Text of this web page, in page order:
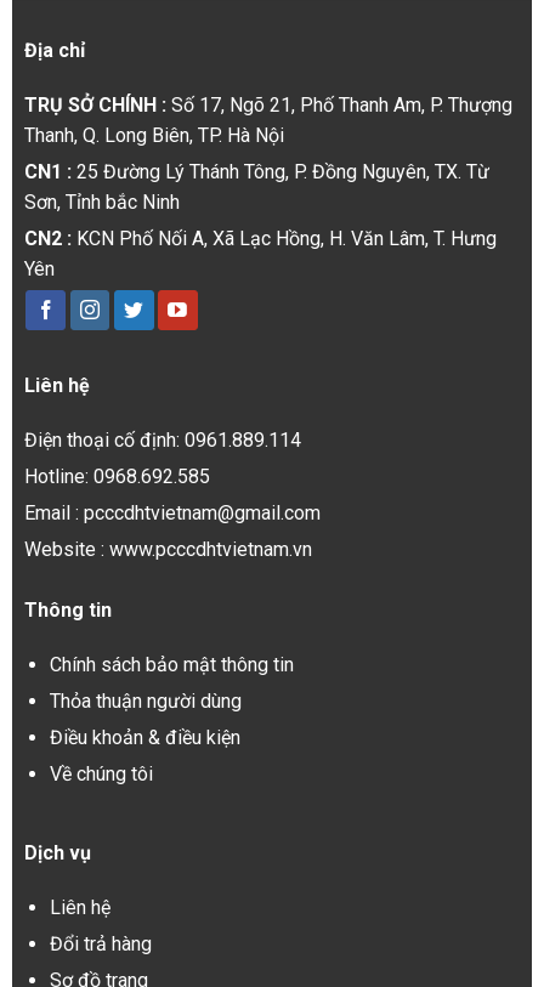
Địa chỉ
TRỤ SỞ CHÍNH : Số 17, Ngõ 21, Phố Thanh Am, P. Thượng
Thanh, Q. Long Biên, TP. Hà Nội
CN1 : 25 Đường Lý Thánh Tông, P. Đồng Nguyên, TX. Từ
Sơn, Tỉnh bắc Ninh
CN2 : KCN Phố Nối A, Xã Lạc Hồng, H. Văn Lâm, T. Hưng
Yên
Liên hệ
Điện thoại cố định: 0961.889.114
Hotline: 0968.692.585
Email : pcccdhtvietnam@gmail.com
Website : www.pcccdhtvietnam.vn
Thông tin
Chính sách bảo mật thông tin
Thỏa thuận người dùng
Điều khoản & điều kiện
Về chúng tôi
Dịch vụ
Liên hệ
Đổi trả hàng
Sơ đồ trang